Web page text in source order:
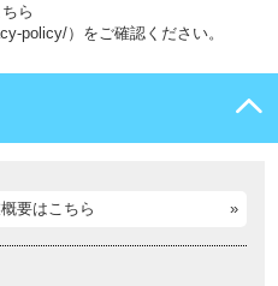
ら
policy/）をご確認ください。
要はこちら